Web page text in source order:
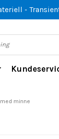
-
med minne